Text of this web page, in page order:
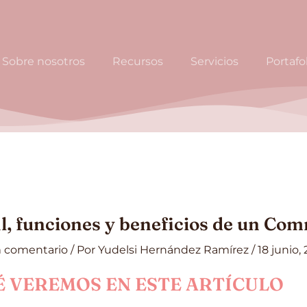
Sobre nosotros Recursos Servicios
funciones y beneficios de un
comentario / Por Yudelsi Hernández Ramírez /18 junio,
VEREMOS EN ESTE ARTÍCULO